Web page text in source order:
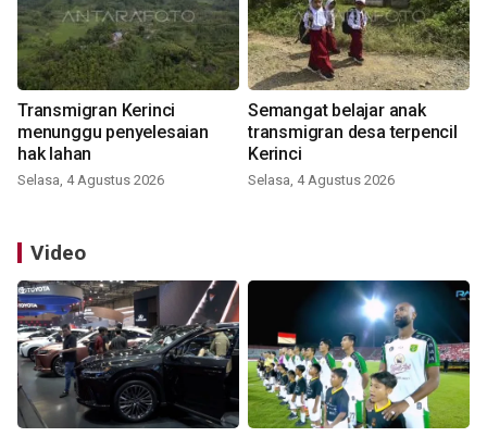
Transmigran Kerinci
menunggu penyelesaian
hak lahan
Selasa, 4 Agustus 2026
Semangat belajar anak
transmigran desa terpencil
Kerinci
Selasa, 4 Agustus 2026
Video